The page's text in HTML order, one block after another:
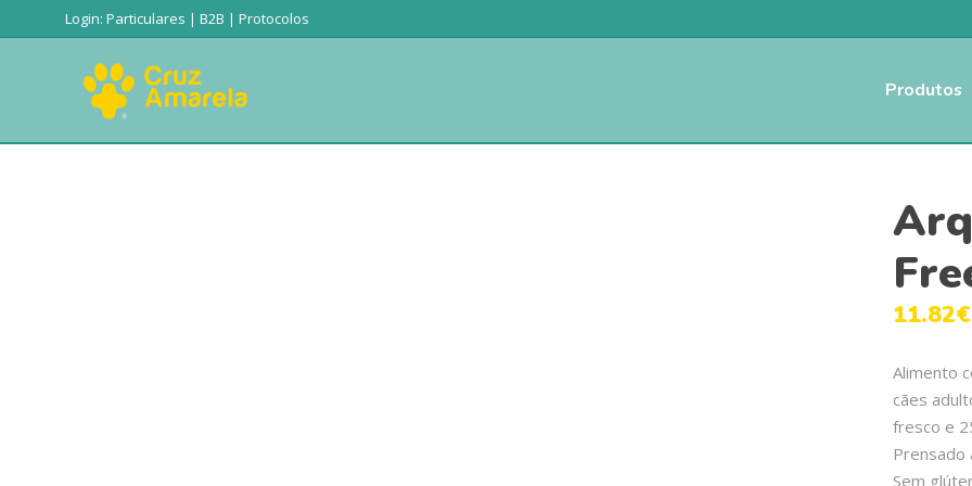
Login: Particulares | B2B | Protocolos
Produtos
11.82€
Alimento
cães
fresco e
Prensado
Sem